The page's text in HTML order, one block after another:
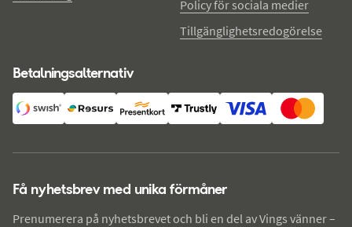
Policy för sociala medier
Tillgänglighetsredogörelse
Betalningsalternativ
Få nyhetsbrev med unika förmåner
Prenumerera på nyhetsbrevet och bli en del av Vings vänner –